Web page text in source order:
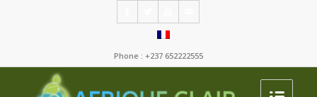
Phone : +237 652222555